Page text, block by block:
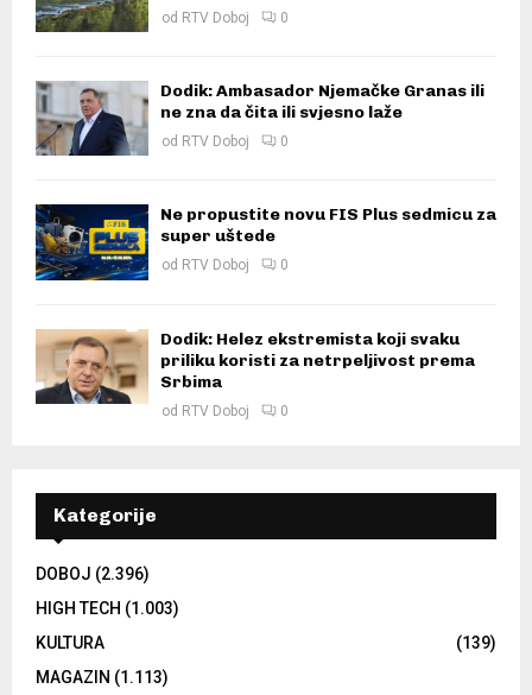
od RTV Doboj 0
Dodik: Ambasador Njemačke Granas ili
ne zna da čita ili svjesno laže
od RTV Doboj 0
Ne propustite novu FIS Plus sedmicu za
super uštede
od RTV Doboj 0
Dodik: Helez ekstremista koji svaku
priliku koristi za netrpeljivost prema
Srbima
od RTV Doboj 0
Kategorije
DOBOJ (2.396)
HIGH TECH (1.003)
KULTURA
(139)
MAGAZIN (1.113)